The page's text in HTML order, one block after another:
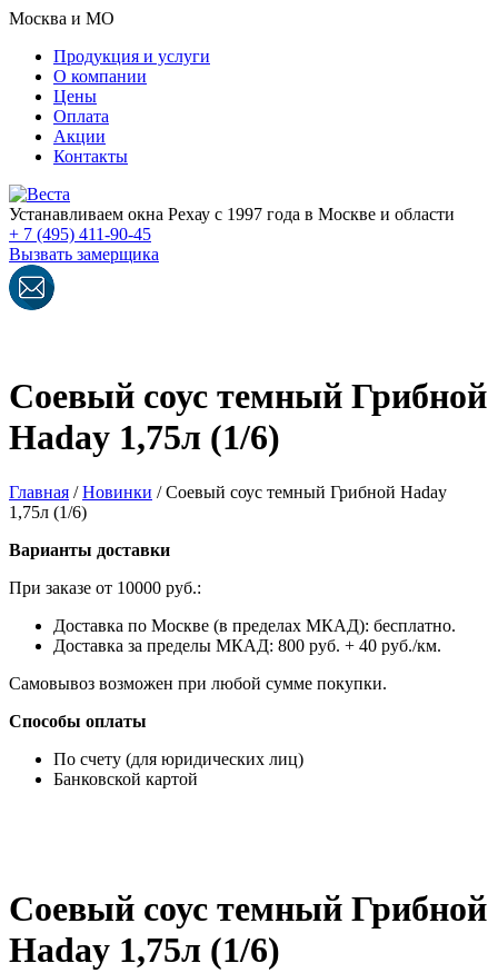
Москва и МО
Продукция и услуги
О компании
Цены
Оплата
Акции
Контакты
Устанавливаем окна Рехау с 1997 года в Москве и области
+ 7 (495) 411-90-45
Вызвать замерщика
Соевый соус темный Грибной
Haday 1,75л (1/6)
Главная /Новинки /Соевый соус темный Грибной Haday
1,75л (1/6)
Варианты доставки
При заказе от 10000 руб.:
Доставка по Москве (в пределах МКАД): бесплатно.
Доставка за пределы МКАД: 800 руб. + 40 руб./км.
Самовывоз возможен при любой сумме покупки.
Способы оплаты
По счету (для юридических лиц)
Банковской картой
Соевый соус темный Грибной
Haday 1,75л (1/6)